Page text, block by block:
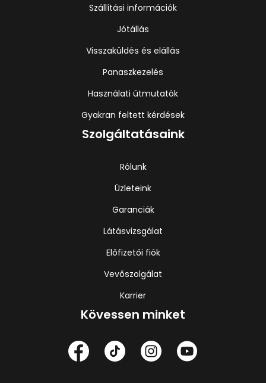
Szállítási információk
Jótállás
Visszaküldés és elállás
Panaszkezelés
Használati útmutatók
Gyakran feltett kérdések
Szolgáltatásaink
Rólunk
Üzleteink
Garanciák
Látásvizsgálat
Előfizetői fiók
Vevőszolgálat
Karrier
Kövessen minket